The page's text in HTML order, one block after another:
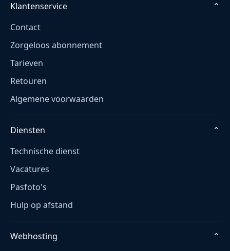
Klantenservice
⌄
Contact
Zorgeloos abonnement
Tarieven
Retouren
Algemene voorwaarden
Diensten
⌄
Technische dienst
Vacatures
Pasfoto's
Hulp op afstand
Webhosting
⌄